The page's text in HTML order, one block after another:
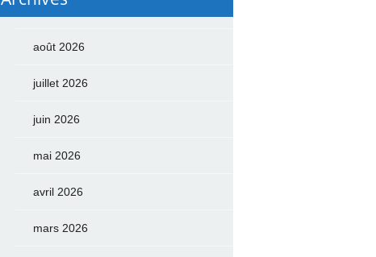
août 2026
juillet 2026
juin 2026
mai 2026
avril 2026
mars 2026